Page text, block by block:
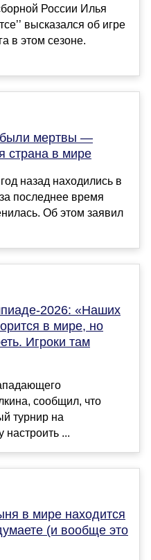
России Илья
высказался об игре
в этом сезоне.
мертвы —
страна в мире
назад находились в
последнее время
Об этом заявил
2026: «Наших
в мире, но
Игроки там
сообщил, что
турнир на
...
в мире находится
(и вообще это